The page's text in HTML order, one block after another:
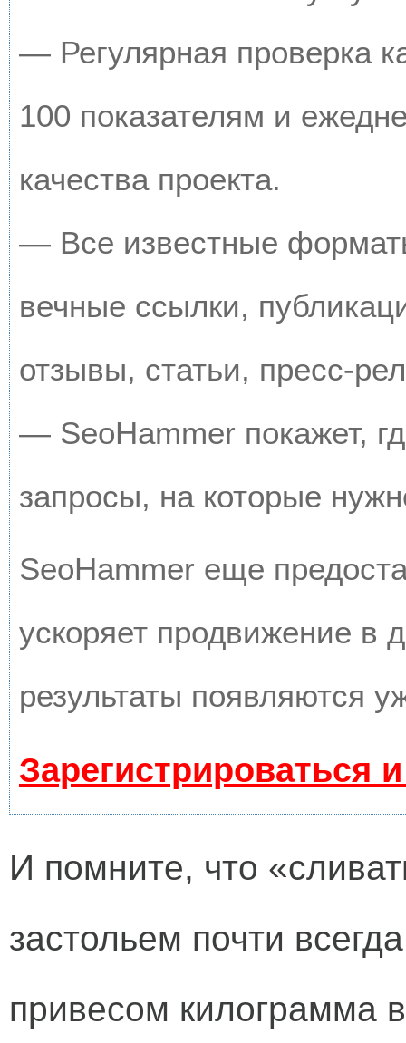
— Регулярная проверка
100 показателям и
качества проекта.
— Все известные
вечные ссылки,
отзывы, статьи, пресс-
— SeoHammer покажет,
запросы, на которые
SeoHammer еще
ускоряет продвижение в
результаты появляются
Зарегистрироваться
И помните, что
застольем почти
привесом килограмма